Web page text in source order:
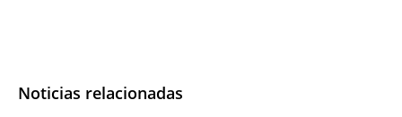
Noticias relacionadas